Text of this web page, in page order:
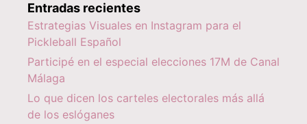
Entradas recientes
Estrategias Visuales en Instagram para el
Pickleball Español
Participé en el especial elecciones 17M de Canal
Málaga
Lo que dicen los carteles electorales más allá
de los eslóganes